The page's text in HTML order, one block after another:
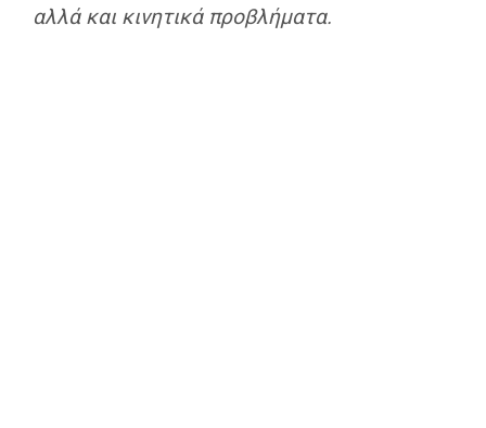
αλλά και κινητικά προβλήματα.